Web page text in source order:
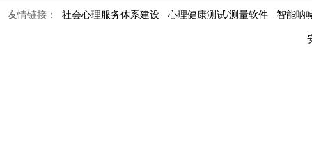
友情链接： 社会心理服务体系建设 心理健康测试/测量软件 智能呐